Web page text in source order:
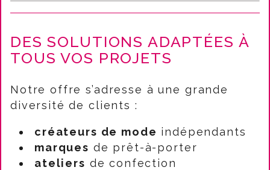
DES SOLUTIONS ADAPTÉES À
TOUS VOS PROJETS
Notre offre s’adresse à une grande
diversité de clients :
créateurs de mode indépendants
marques de prêt-à-porter
ateliers de confection